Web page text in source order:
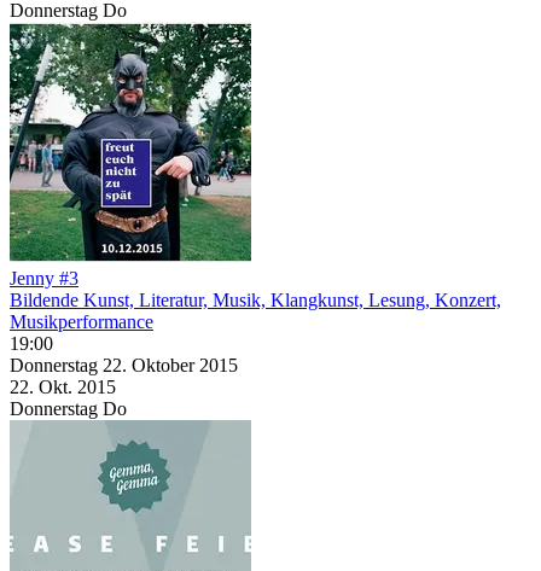
Donnerstag Do
Jenny #3
Bildende Kunst, Literatur, Musik, Klangkunst, Lesung, Konzert,
Musikperformance
19:00
Donnerstag 22. Oktober 2015
22. Okt. 2015
Donnerstag Do